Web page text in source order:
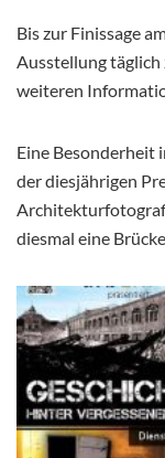
Bis zur Finissage
Ausstellung täglich
weiteren
Eine Besonderheit
der diesjährigen
diesmal eine